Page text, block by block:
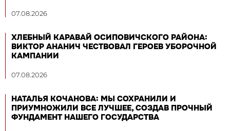
07.08.2026
ХЛЕБНЫЙ КАРАВАЙ ОСИПОВИЧСКОГО РАЙОНА:
ВИКТОР АНАНИЧ ЧЕСТВОВАЛ ГЕРОЕВ УБОРОЧНОЙ
КАМПАНИИ
07.08.2026
НАТАЛЬЯ КОЧАНОВА: МЫ СОХРАНИЛИ И
ПРИУМНОЖИЛИ ВСЕ ЛУЧШЕЕ, СОЗДАВ ПРОЧНЫЙ
ФУНДАМЕНТ НАШЕГО ГОСУДАРСТВА